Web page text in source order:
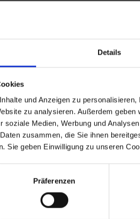
Details
und Anzeigen zu
zu analysieren. Außerdem
soziale Medien, Werbung und
zusammen, die Sie ihnen
Sie geben Einwilligung zu unseren
Präferenzen
und garantiert Ihnen höchste Qualität,
R 60/5
1969-1973